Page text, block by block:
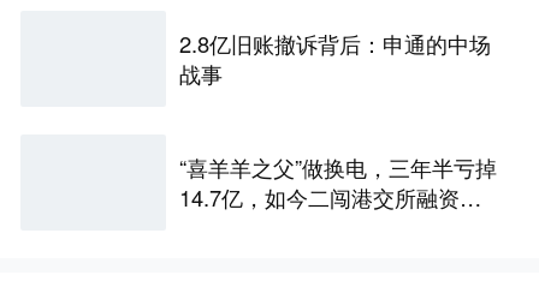
2.8亿旧账撤诉背后：申通的中场
战事
“喜羊羊之父”做换电，三年半亏掉
14.7亿，如今二闯港交所融资救